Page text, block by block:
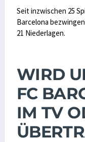
Seit inzwischen 25
Barcelona
21 Niederlagen.
WIRD
FC
IM TV